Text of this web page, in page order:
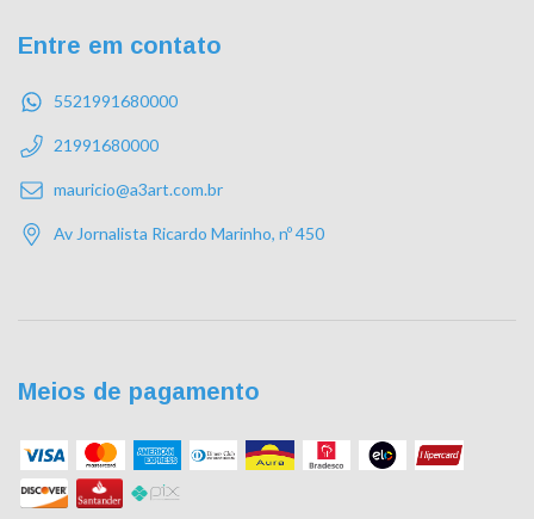
Entre em contato
5521991680000
21991680000
mauricio@a3art.com.br
Av Jornalista Ricardo Marinho, nº 450
Meios de pagamento